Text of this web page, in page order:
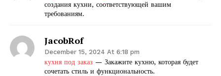
создания кухни, соответствующей вашим
требованиям.
JacobRof
December 15, 2024 At 6:18 pm
кухня под заказ — Закажите кухню, которая будет
сочетать стиль и функциональность.